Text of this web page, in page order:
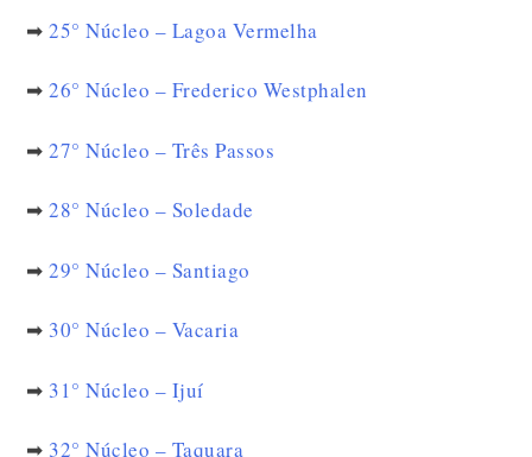
➡25° Núcleo – Lagoa Vermelha
➡26° Núcleo – Frederico Westphalen
➡27° Núcleo – Três Passos
➡28° Núcleo – Soledade
➡29° Núcleo – Santiago
➡ 30° Núcleo – Vacaria
➡ 31° Núcleo – Ijuí
➡ 32° Núcleo – Taquara